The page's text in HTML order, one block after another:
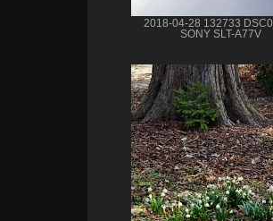
2018-04-28 132733
SONY SLT-A77V